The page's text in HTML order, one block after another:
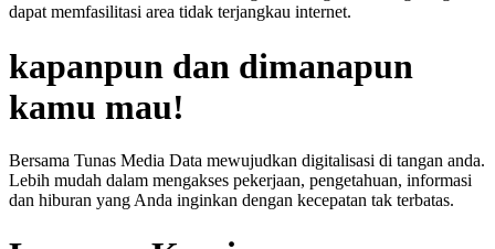
dapat memfasilitasi area tidak terjangkau internet.
kapanpun dan dimanapun
kamu mau!
Bersama Tunas Media Data mewujudkan digitalisasi di tangan anda.
Lebih mudah dalam mengakses pekerjaan, pengetahuan, informasi
dan hiburan yang Anda inginkan dengan kecepatan tak terbatas.